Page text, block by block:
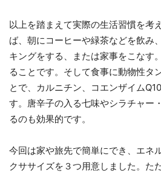
以上を踏まえて実際の生活習慣を考
ば、朝にコーヒーや緑茶などを飲み
キングをする、または家事をこなす
ることです。そして食事に動物性タ
とで、カルニチン、コエンザイム
す。唐辛子の入る七味やシラチャー
るのも効果的です。
今回は家や旅先で簡単にでき、エネ
クササイズを３つ用意しました。た